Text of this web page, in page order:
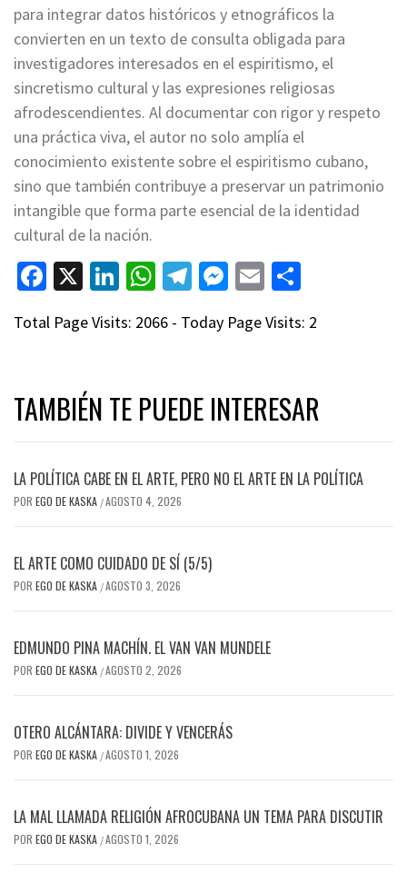
para integrar datos históricos y etnográficos la
convierten en un texto de consulta obligada para
investigadores interesados en el espiritismo, el
sincretismo cultural y las expresiones religiosas
afrodescendientes. Al documentar con rigor y respeto
una práctica viva, el autor no solo amplía el
conocimiento existente sobre el espiritismo cubano,
sino que también contribuye a preservar un patrimonio
intangible que forma parte esencial de la identidad
cultural de la nación.
Facebook
X LinkedIn
WhatsApp
Telegram
Messenger
Email
Total Page Visits: 2066 - Today Page Visits: 2
TAMBIÉN TE PUEDE INTERESAR
LA POLÍTICA CABE EN EL ARTE, PERO NO EL ARTE EN LA POLÍTICA
POR EGO DE KASKA /AGOSTO 4, 2026
EL ARTE COMO CUIDADO DE SÍ (5/5)
POR EGO DE KASKA /AGOSTO 3, 2026
EDMUNDO PINA MACHÍN. EL VAN VAN MUNDELE
POR EGO DE KASKA /AGOSTO 2, 2026
OTERO ALCÁNTARA: DIVIDE Y VENCERÁS
POR EGO DE KASKA /AGOSTO 1, 2026
LA MAL LLAMADA RELIGIÓN AFROCUBANA UN TEMA PARA DISCUTIR
POR EGO DE KASKA /AGOSTO 1, 2026